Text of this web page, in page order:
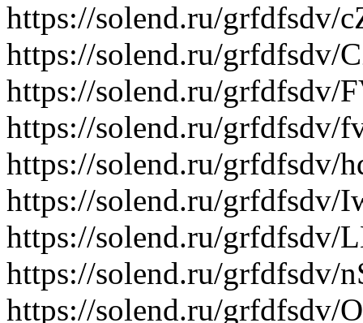
https://solend.ru/grfdfsdv/
https://solend.ru/grfdfsdv/
https://solend.ru/grfdfsdv/
https://solend.ru/grfdfsdv/
https://solend.ru/grfdfsdv/
https://solend.ru/grfdfsdv/
https://solend.ru/grfdfsdv/
https://solend.ru/grfdfsdv/
https://solend.ru/grfdfsdv/